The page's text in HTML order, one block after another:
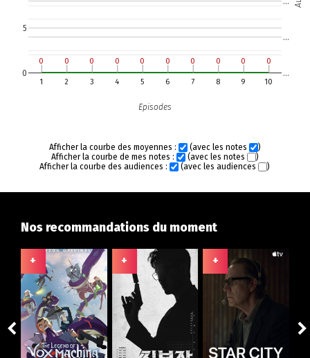
1 2 3 4 5 6 7 8 9 10
0
5
…
…
0
0 0
0 0
0 0
0 0
0 0
0 0
0 0
0 0
0 0
0
Episodes
Afficher la courbe des moyennes : (avec les notes
)
Afficher la courbe de mes notes :
(avec les notes
)
Afficher la courbe des audiences :
(avec les audiences )
Nos recommandations du moment
+ + +